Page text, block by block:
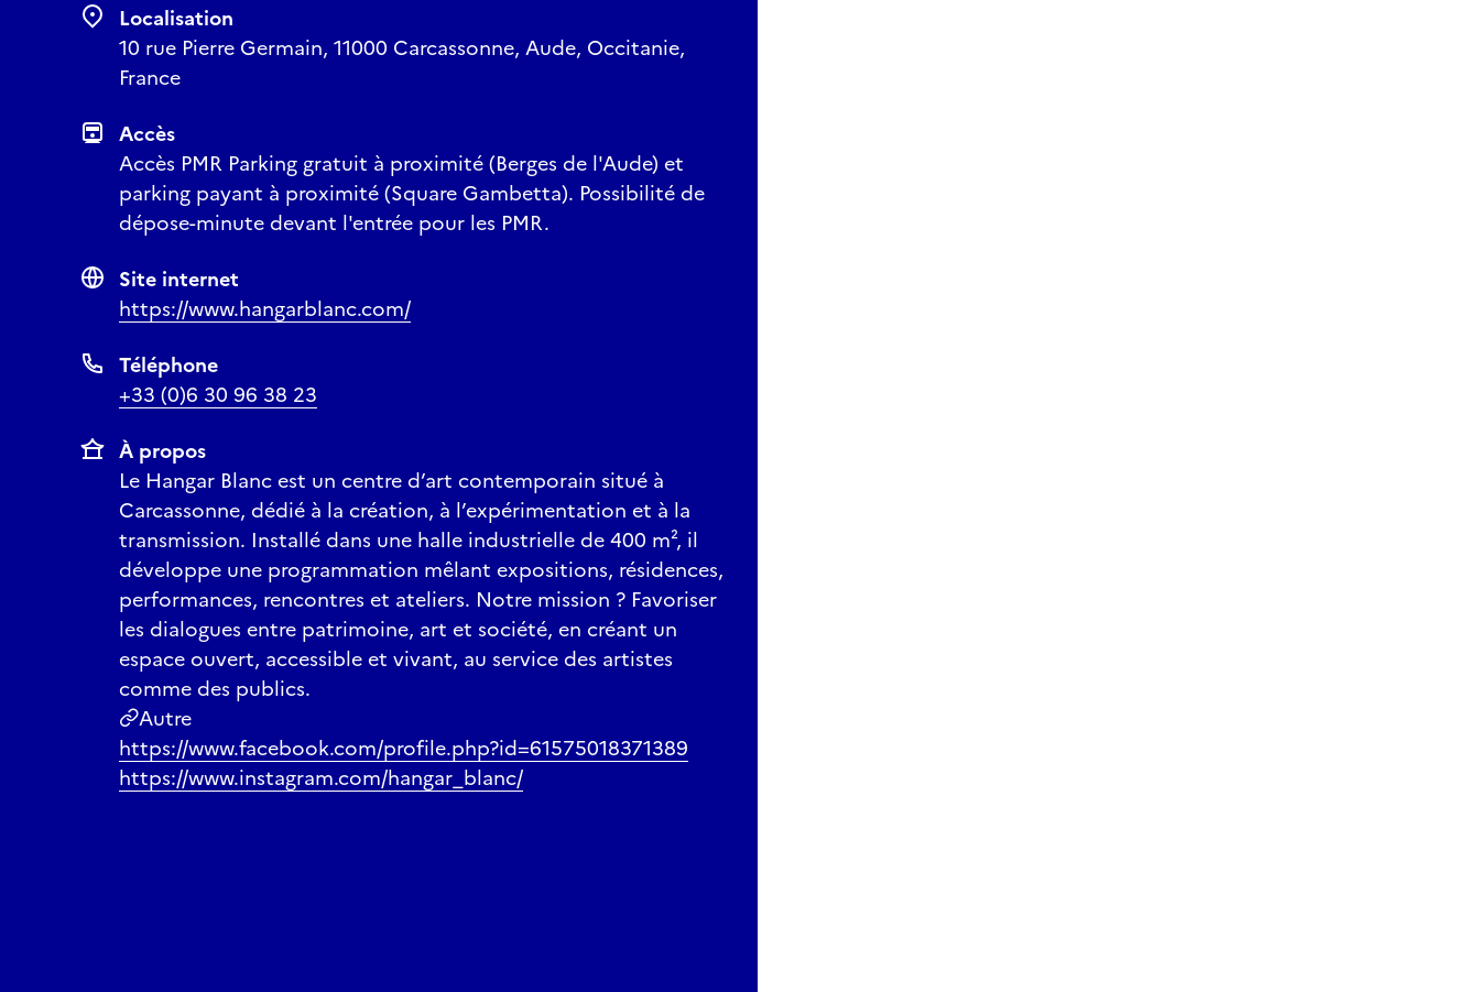
Localisation
10 rue Pierre Germain, 11000 Carcassonne, Aude, Occitanie,
France
Accès
Accès PMR Parking gratuit à proximité (Berges de l'Aude) et
parking payant à proximité (Square Gambetta). Possibilité de
dépose-minute devant l'entrée pour les PMR.
Site internet
https://www.hangarblanc.com/
Téléphone
+33 (0)6 30 96 38 23
À propos
Le Hangar Blanc est un centre d’art contemporain situé à
Carcassonne, dédié à la création, à l’expérimentation et à la
transmission. Installé dans une halle industrielle de 400 m², il
développe une programmation mêlant expositions, résidences,
performances, rencontres et ateliers. Notre mission ? Favoriser
les dialogues entre patrimoine, art et société, en créant un
espace ouvert, accessible et vivant, au service des artistes
comme des publics.
Autre
https://www.facebook.com/profile.php?id=61575018371389
https://www.instagram.com/hangar_blanc/